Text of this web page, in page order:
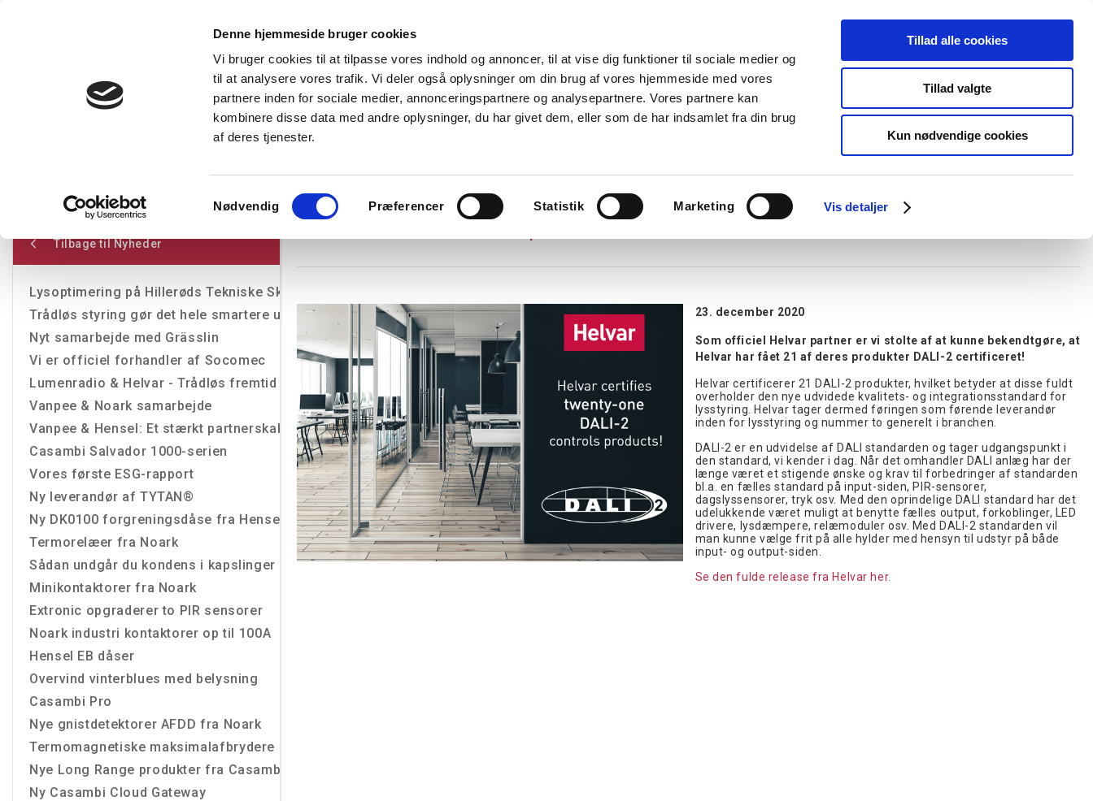
Denne hjemmeside bruger cookies
Vi bruger cookies til at tilpasse vores indhold og annoncer, til at vise dig funktioner til sociale medier og
til at analysere vores trafik. Vi deler også oplysninger om din brug af vores hjemmeside med vores
partnere inden for sociale medier, annonceringspartnere og analysepartnere. Vores partnere kan
kombinere disse data med andre oplysninger, du har givet dem, eller som de har indsamlet fra din brug
af deres tjenester.
Nødvendig Præferencer Statistik Marketing Vis detaljer
Tillad alle cookies
Tillad valgte
Kun nødvendige cookies
+45 44 85 90 00
Ny kunde
Produkter Express levering Vidensbank Kurser Referencer Kontakt os
Ledningskanaler Opmærkning Forgreningsmateriel
Tilbage til Nyheder
Lysoptimering på Hillerøds Tekniske Skole-U/NORD
Trådløs styring gør det hele smartere uden at trække ledninger
Nyt samarbejde med Grässlin
Vi er officiel forhandler af Socomec
Lumenradio & Helvar - Trådløs fremtid
Vanpee & Noark samarbejde
Vanpee & Hensel: Et stærkt partnerskab
Casambi Salvador 1000-serien
Vores første ESG-rapport
Ny leverandør af TYTAN®
Ny DK0100 forgreningsdåse fra Hensel
Termorelæer fra Noark
Sådan undgår du kondens i kapslinger
Minikontaktorer fra Noark
Extronic opgraderer to PIR sensorer
Noark industri kontaktorer op til 100A
Hensel EB dåser
Overvind vinterblues med belysning
Casambi Pro
Nye gnistdetektorer AFDD fra Noark
Termomagnetiske maksimalafbrydere
Nye Long Range produkter fra Casambi
Ny Casambi Cloud Gateway
23. december 2020
Som officiel Helvar partner er vi stolte af at kunne bekendtgøre, at
Helvar har fået 21 af deres produkter DALI-2 certificeret!
Helvar certificerer 21 DALI-2 produkter, hvilket betyder at disse fuldt
overholder den nye udvidede kvalitets- og integrationsstandard for
lysstyring. Helvar tager dermed føringen som førende leverandør
inden for lysstyring og nummer to generelt i branchen.
DALI-2 er en udvidelse af DALI standarden og tager udgangspunkt i
den standard, vi kender i dag. Når det omhandler DALI anlæg har der
længe været et stigende ønske og krav til forbedringer af standarden
bl.a. en fælles standard på input-siden, PIR-sensorer,
dagslyssensorer, tryk osv. Med den oprindelige DALI standard har det
udelukkende været muligt at benytte fælles output, forkoblinger, LED
drivere, lysdæmpere, relæmoduler osv. Med DALI-2 standarden vil
man kunne vælge frit på alle hylder med hensyn til udstyr på både
input- og output-siden.
Se den fulde release fra Helvar her.